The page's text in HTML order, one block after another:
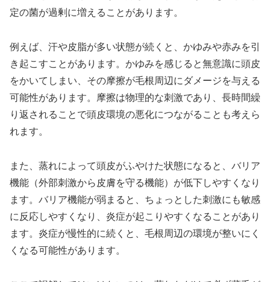
定の菌が過剰に増えることがあります。
例えば、汗や皮脂が多い状態が続くと、かゆみや赤みを引
き起こすことがあります。かゆみを感じると無意識に頭皮
をかいてしまい、その摩擦が毛根周辺にダメージを与える
可能性があります。摩擦は物理的な刺激であり、長時間繰
り返されることで頭皮環境の悪化につながることも考えら
れます。
また、蒸れによって頭皮がふやけた状態になると、バリア
機能（外部刺激から皮膚を守る機能）が低下しやすくなり
ます。バリア機能が弱まると、ちょっとした刺激にも敏感
に反応しやすくなり、炎症が起こりやすくなることがあり
ます。炎症が慢性的に続くと、毛根周辺の環境が整いにく
くなる可能性があります。